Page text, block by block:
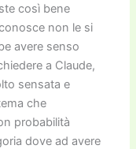
così bene
non le si
avere senso
a Claude,
sensata e
che
probabilità
dove ad avere